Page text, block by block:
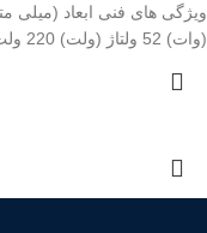
(وات) 52 ولتاژ (ولت) 220 ولت